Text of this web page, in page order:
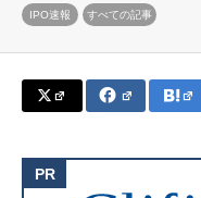
IPO速報 すべての記事